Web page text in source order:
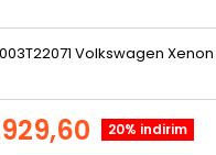
Volkswagen
20% indirim